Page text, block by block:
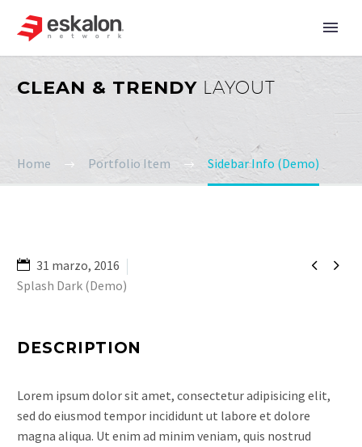
CLEAN & TRENDY LAYOUT
Home Portfolio Item Sidebar Info (Demo)
 
31 marzo, 2016
Splash Dark (Demo)
DESCRIPTION
Lorem ipsum dolor sit amet, consectetur adipisicing elit,
sed do eiusmod tempor incididunt ut labore et dolore
magna aliqua. Ut enim ad minim veniam, quis nostrud